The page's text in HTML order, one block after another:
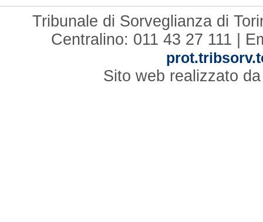
Tribunale di Sorveglianza di
Centralino: 011 43 27 111 |
Sito web realizzato